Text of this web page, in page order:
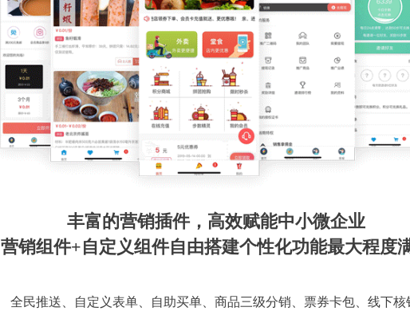
丰富的营销插件，高效赋能中小微企业
营销组件+自定义组件自由搭建个性化功能最大程度
全民推送、自定义表单、自助买单、商品三级分销、票券卡包、线下核